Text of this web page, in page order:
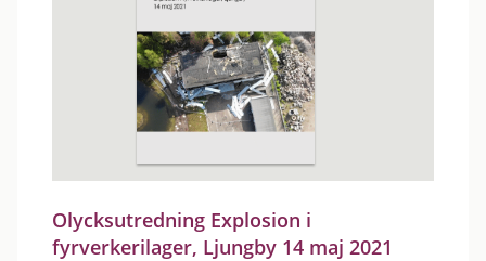
Olycksutredning Explosion i
fyrverkerilager, Ljungby 14 maj 2021